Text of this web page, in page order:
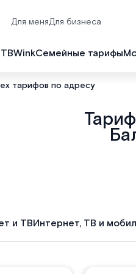
Для меняДля бизнеса
WinkСемейные тарифы
тарифов по адресу
и ТВИнтернет, ТВ и